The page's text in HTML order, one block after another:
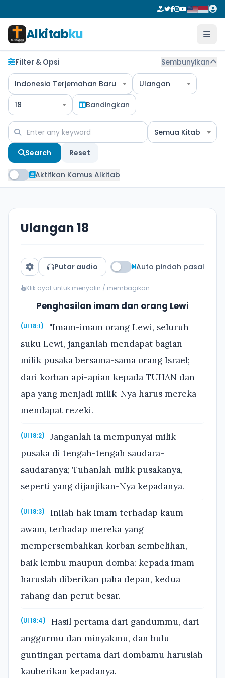
Alkitabku
Filter & Opsi Sembunyikan
Indonesia Terjemahan Baru Ulangan
18 Bandingkan
Semua Kitab
Search Reset
Aktifkan Kamus Alkitab
Ulangan 18
Putar audio Auto pindah pasal
Klik ayat untuk menyalin / membagikan
Penghasilan imam dan orang Lewi
(Ul 18:1)
"Imam-imam orang Lewi, seluruh
suku Lewi, janganlah mendapat bagian
milik pusaka bersama-sama orang Israel;
dari korban api-apian kepada TUHAN dan
apa yang menjadi milik-Nya harus mereka
mendapat rezeki.
(Ul 18:2)
Janganlah ia mempunyai milik
pusaka di tengah-tengah saudara-
saudaranya; Tuhanlah milik pusakanya,
seperti yang dijanjikan-Nya kepadanya.
(Ul 18:3)
Inilah hak imam terhadap kaum
awam, terhadap mereka yang
mempersembahkan korban sembelihan,
baik lembu maupun domba: kepada imam
haruslah diberikan paha depan, kedua
rahang dan perut besar.
(Ul 18:4)
Hasil pertama dari gandummu, dari
anggurmu dan minyakmu, dan bulu
guntingan pertama dari dombamu haruslah
kauberikan kepadanya.